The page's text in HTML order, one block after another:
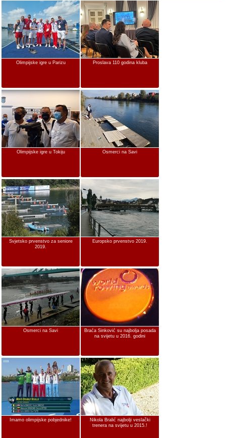
Olimpijske igre u Parizu Proslava 110 godina kluba
Olimpijske igre u Tokiju Osmerci na Savi
Svjetsko prvenstvo za seniore
2019.
Europsko prvenstvo 2019.
Osmerci na Savi
Braća Sinković su najbolja posada
na svijetu u 2016. godini
Imamo olimpijske pobjednike!
Nikola Bralić najbolji veslački
trenera na svijetu u 2015.!